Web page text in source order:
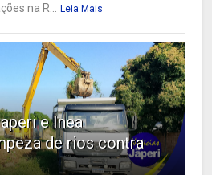
na R...
Leia Mais
e Inea
de rios contra